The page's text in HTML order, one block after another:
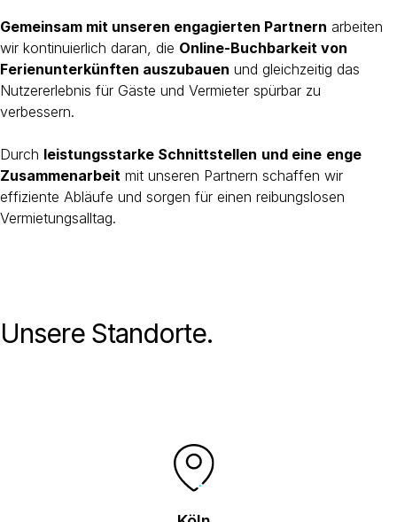
Gemeinsam mit unseren engagierten Partnern arbeiten
wir kontinuierlich daran, die Online-Buchbarkeit von
Ferienunterkünften auszubauen und gleichzeitig das
Nutzererlebnis für Gäste und Vermieter spürbar zu
verbessern.
Durch leistungsstarke Schnittstellen und eine enge
Zusammenarbeit mit unseren Partnern schaffen wir
effiziente Abläufe und sorgen für einen reibungslosen
Vermietungsalltag.
Unsere Standorte.